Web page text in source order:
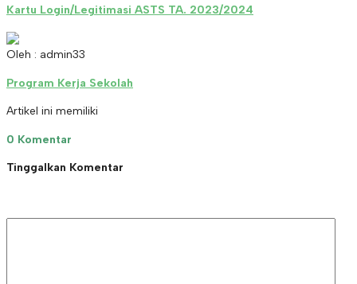
Kartu Login/Legitimasi ASTS TA. 2023/2024
Oleh : admin33
Program Kerja Sekolah
Artikel ini memiliki
0 Komentar
Tinggalkan Komentar